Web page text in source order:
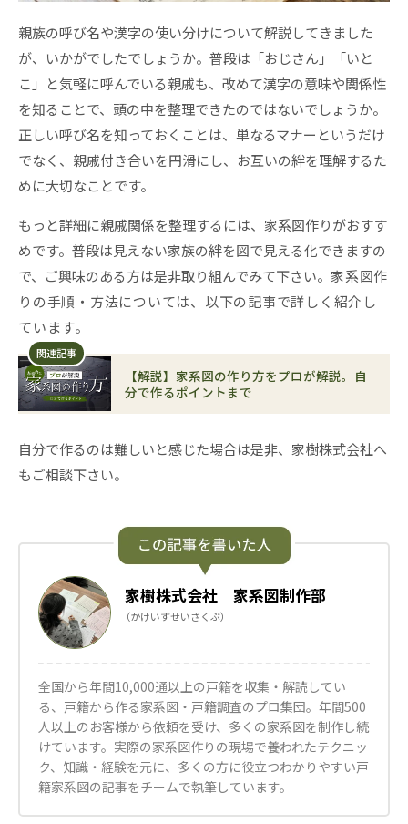
親族の呼び名や漢字の使い分けについて解説してきました
が、いかがでしたでしょうか。普段は「おじさん」「いと
こ」と気軽に呼んでいる親戚も、改めて漢字の意味や関係性
を知ることで、頭の中を整理できたのではないでしょうか。
正しい呼び名を知っておくことは、単なるマナーというだけ
でなく、親戚付き合いを円滑にし、お互いの絆を理解するた
めに大切なことです。
もっと詳細に親戚関係を整理するには、家系図作りがおすす
めです。普段は見えない家族の絆を図で見える化できますの
で、ご興味のある方は是非取り組んでみて下さい。 家系図作
りの手順・方法については、以下の記事で詳しく紹介し
ています。
関連記事
【解説】家系図の作り方をプロが解説。自
分で作るポイントまで
自分で作るのは難しいと感じた場合は是非、家樹株式会社へ
もご相談下さい。
家樹株式会社 家系図制作部
（かけいずせいさくぶ）
全国から年間10,000通以上の戸籍を収集・解読してい
る、戸籍から作る家系図・戸籍調査のプロ集団。年間500
人以上のお客様から依頼を受け、多くの家系図を制作し続
けています。実際の家系図作りの現場で養われたテクニッ
ク、知識・経験を元に、多くの方に役立つわかりやすい戸
籍家系図の記事をチームで執筆しています。